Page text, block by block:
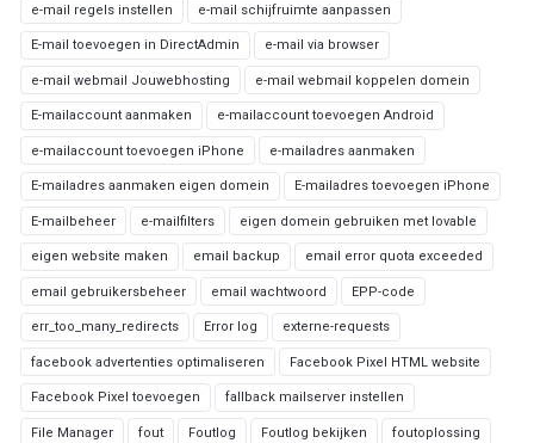
e-mail regels instellen e-mail schijfruimte aanpassen
E-mail toevoegen in DirectAdmin e-mail via browser
e-mail webmail Jouwebhosting e-mail webmail koppelen domein
E-mailaccount aanmaken e-mailaccount toevoegen Android
e-mailaccount toevoegen iPhone e-mailadres aanmaken
E-mailadres aanmaken eigen domein E-mailadres toevoegen iPhone
E-mailbeheer e-mailfilters eigen domein gebruiken met lovable
eigen website maken email backup email error quota exceeded
email gebruikersbeheer email wachtwoord EPP-code
err_too_many_redirects Error log externe-requests
facebook advertenties optimaliseren Facebook Pixel HTML website
Facebook Pixel toevoegen fallback mailserver instellen
File Manager fout Foutlog Foutlog bekijken foutoplossing